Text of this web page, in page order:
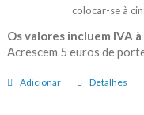
colocar-se à
Os valores incluem IVA à
Acrescem 5 euros de
Adicionar Detalhes